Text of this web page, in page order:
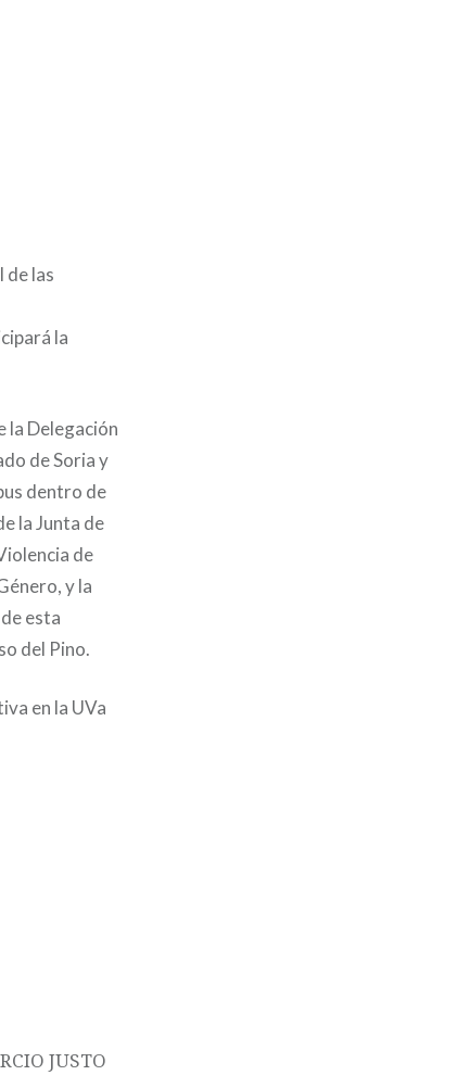
de las
la
la Delegación
de Soria y
dentro de
la Junta de
de
y la
esta
del Pino.
en la UVa
JUSTO